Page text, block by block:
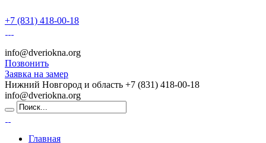
+7 (831) 418-00-18
info@dveriokna.org
Позвонить
Заявка на замер
Нижний Новгород и область +7 (831) 418-00-18
info@dveriokna.org
Главная